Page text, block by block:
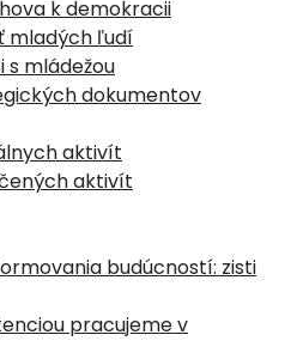
k demokracii
mladých ľudí​
s mládežou
dokumentov
aktivít
aktivít
budúcností: zisti
pracujeme v